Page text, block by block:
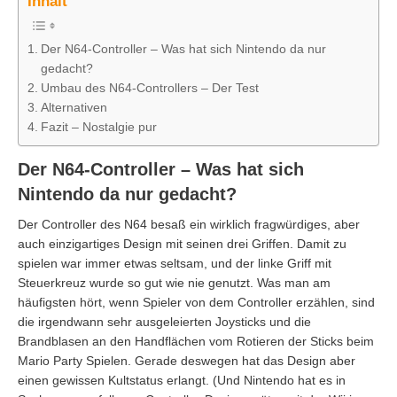
Der N64-Controller – Was hat sich Nintendo da nur
gedacht?
Umbau des N64-Controllers – Der Test
Alternativen
Fazit – Nostalgie pur
Der N64-Controller – Was hat sich
Nintendo da nur gedacht?
Der Controller des N64 besaß ein wirklich fragwürdiges, aber
auch einzigartiges Design mit seinen drei Griffen. Damit zu
spielen war immer etwas seltsam, und der linke Griff mit
Steuerkreuz wurde so gut wie nie genutzt. Was man am
häufigsten hört, wenn Spieler von dem Controller erzählen, sind
die irgendwann sehr ausgeleierten Joysticks und die
Brandblasen an den Handflächen vom Rotieren der Sticks beim
Mario Party Spielen. Gerade deswegen hat das Design aber
einen gewissen Kultstatus erlangt. (Und Nintendo hat es in